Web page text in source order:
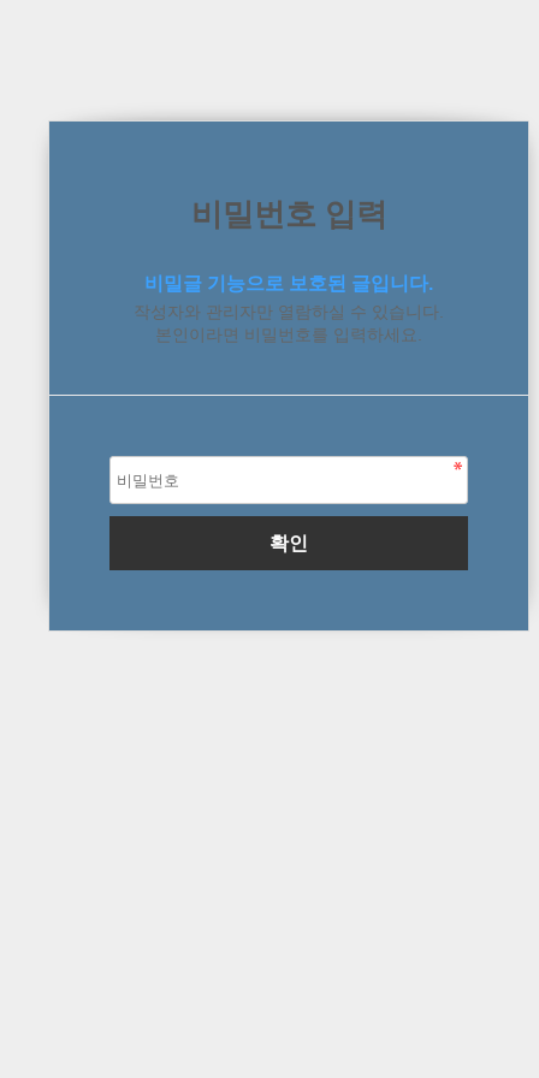
비밀번호 입력
비밀글 기능으로 보호된 글입니다.
작성자와 관리자만 열람하실 수 있습니다.
본인이라면 비밀번호를 입력하세요.